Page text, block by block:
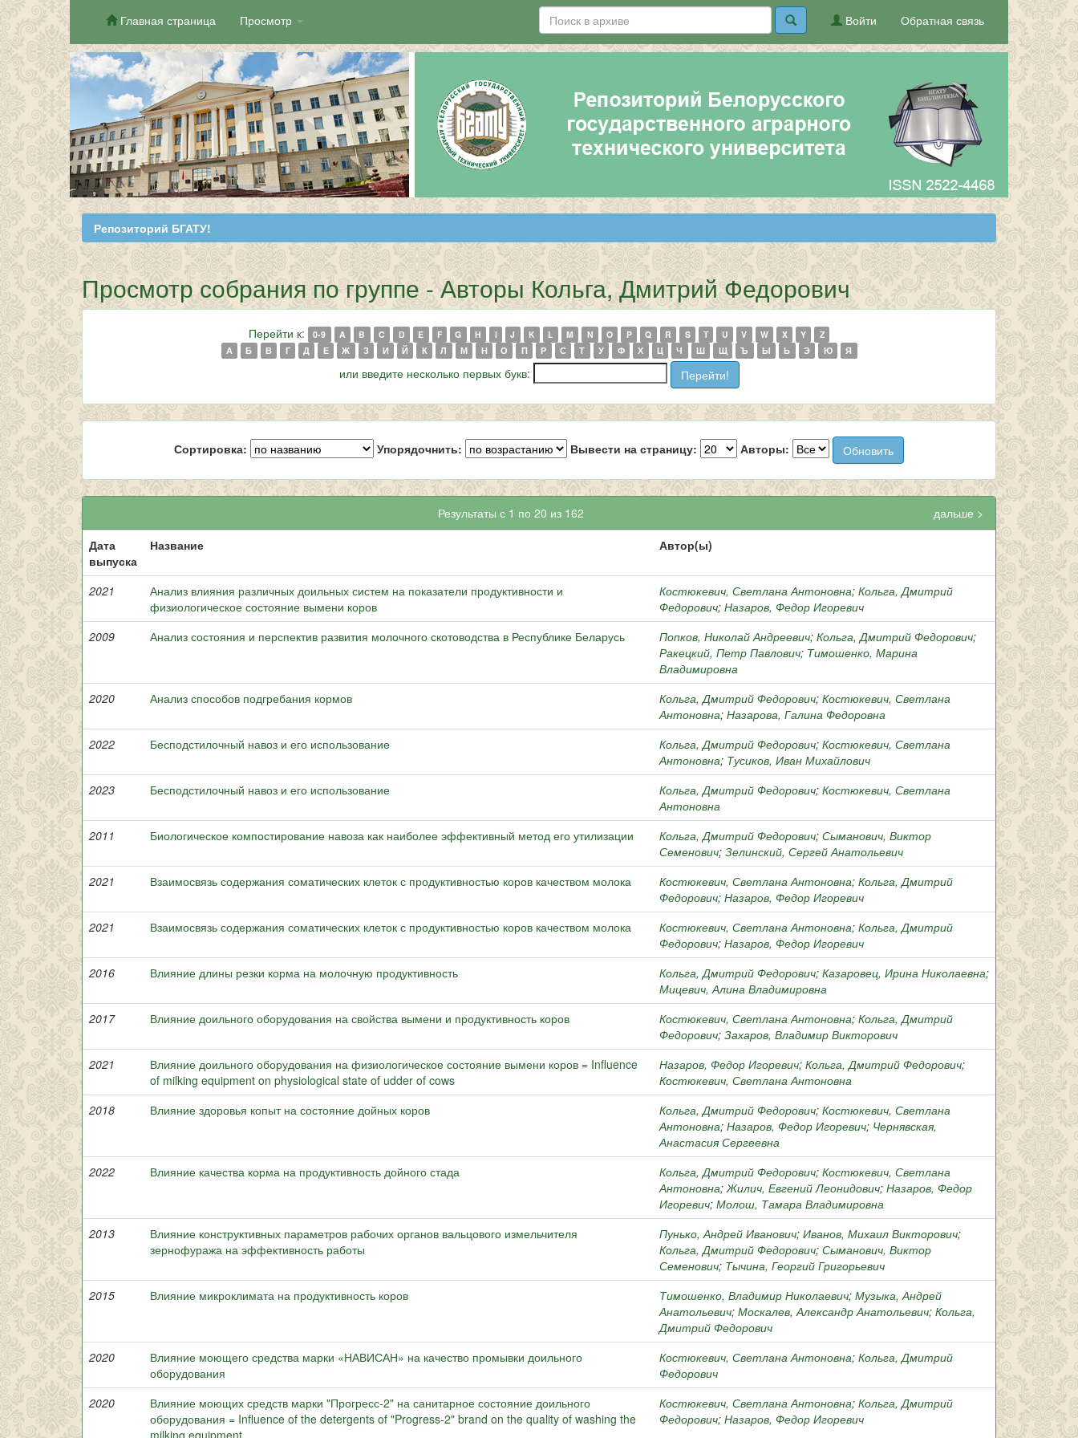
Skip
navigation
Главная страница Просмотр Обратная связь
Войти
Репозиторий БГАТУ!
Просмотр собрания по группе - Авторы Кольга, Дмитрий Федорович
Перейти к: 0-9 A B C D E F G H I J K L M N O P Q R S T U V W X Y
Z
А
Б В Г Д Е Ж З И Й К Л М Н О П Р С Т У Ф Х Ц Ч Ш Щ Ъ Ы Ь Э Ю Я
или введите несколько первых букв:
Сортировка: Упорядочнить: Вывести на страницу: Авторы:
Результаты с 1 по 20 из 162
дальше >
Дата
выпуска
Название Автор(ы)
2021
Анализ влияния различных доильных систем на показатели продуктивности и
физиологическое состояние вымени коров
Костюкевич, Светлана Антоновна; Кольга, Дмитрий
Федорович; Назаров, Федор Игоревич
2009
Анализ состояния и перспектив развития молочного скотоводства в Республике Беларусь Попков, Николай Андреевич; Кольга, Дмитрий Федорович;
Ракецкий, Петр Павлович; Тимошенко, Марина
Владимировна
2020
Анализ способов подгребания кормов Кольга, Дмитрий Федорович; Костюкевич, Светлана
Антоновна; Назарова, Галина Федоровна
2022
Бесподстилочный навоз и его использование Кольга, Дмитрий Федорович; Костюкевич, Светлана
Антоновна; Тусиков, Иван Михайлович
2023
Бесподстилочный навоз и его использование Кольга, Дмитрий Федорович; Костюкевич, Светлана
Антоновна
2011
Биологическое компостирование навоза как наиболее эффективный метод его утилизации Кольга, Дмитрий Федорович; Сыманович, Виктор
Семенович; Зелинский, Сергей Анатольевич
2021
Взаимосвязь содержания соматических клеток с продуктивностью коров качеством молока Костюкевич, Светлана Антоновна; Кольга, Дмитрий
Федорович; Назаров, Федор Игоревич
2021
Взаимосвязь содержания соматических клеток с продуктивностью коров качеством молока Костюкевич, Светлана Антоновна; Кольга, Дмитрий
Федорович; Назаров, Федор Игоревич
2016
Влияние длины резки корма на молочную продуктивность Кольга, Дмитрий Федорович; Казаровец, Ирина Николаевна;
Мицевич, Алина Владимировна
2017
Влияние доильного оборудования на свойства вымени и продуктивность коров Костюкевич, Светлана Антоновна; Кольга, Дмитрий
Федорович; Захаров, Владимир Викторович
2021
Влияние доильного оборудования на физиологическое состояние вымени коров = Influence
of milking equipment on physiological state of udder of cows
Назаров, Федор Игоревич; Кольга, Дмитрий Федорович;
Костюкевич, Светлана Антоновна
2018
Влияние здоровья копыт на состояние дойных коров Кольга, Дмитрий Федорович; Костюкевич, Светлана
Антоновна; Назаров, Федор Игоревич; Чернявская,
Анастасия Сергеевна
2022
Влияние качества корма на продуктивность дойного стада Кольга, Дмитрий Федорович; Костюкевич, Светлана
Антоновна;Жилич, Евгений Леонидович; Назаров, Федор
Игоревич; Молош, Тамара Владимировна
2013
Влияние конструктивных параметров рабочих органов вальцового измельчителя
зернофуража на эффективность работы
Пунько, Андрей Иванович; Иванов, Михаил Викторович;
Кольга, Дмитрий Федорович; Сыманович, Виктор
Семенович; Тычина, Георгий Григорьевич
2015
Влияние микроклимата на продуктивность коров Тимошенко, Владимир Николаевич; Музыка, Андрей
Анатольевич; Москалев, Александр Анатольевич; Кольга,
Дмитрий Федорович
2020
Влияние моющего средства марки «НАВИСАН» на качество промывки доильного
оборудования
Костюкевич, Светлана Антоновна; Кольга, Дмитрий
Федорович
2020
Влияние моющих средств марки "Прогресс-2" на санитарное состояние доильного
оборудования = Influence of the detergents of "Progress-2" brand on the quality of washing the
milking equipment
Костюкевич, Светлана Антоновна; Кольга, Дмитрий
Федорович; Назаров, Федор Игоревич